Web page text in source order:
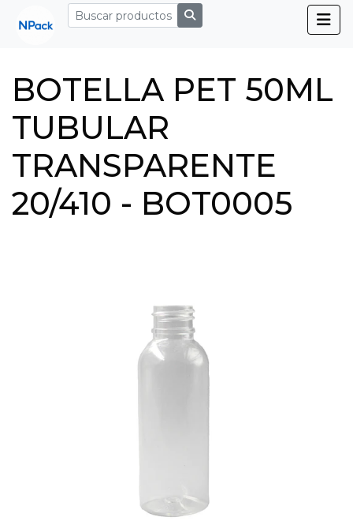
BOTELLA PET 50ML
TUBULAR
TRANSPARENTE
20/410 - BOT0005